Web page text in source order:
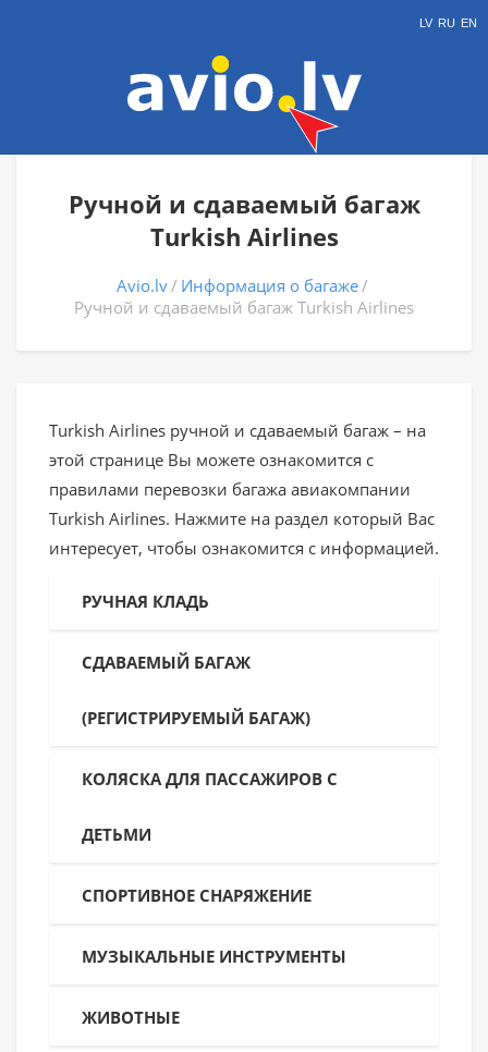
LV RU EN
Ручной и сдаваемый багаж
Turkish Airlines
Avio.lv
Информация о багаже
Ручной и сдаваемый багаж Turkish Airlines
Turkish Airlines ручной и сдаваемый багаж – на
этой странице Вы можете ознакомится с
правилами перевозки багажа авиакомпании
Turkish Airlines. Нажмите на раздел который Вас
интересует, чтобы ознакомится с информацией.
РУЧНАЯ КЛАДЬ
СДАВАЕМЫЙ БАГАЖ
(РЕГИСТРИРУЕМЫЙ БАГАЖ)
КОЛЯСКА ДЛЯ ПАССАЖИРОВ С
ДЕТЬМИ
СПОРТИВНОЕ СНАРЯЖЕНИЕ
МУЗЫКАЛЬНЫЕ ИНСТРУМЕНТЫ
ЖИВОТНЫЕ